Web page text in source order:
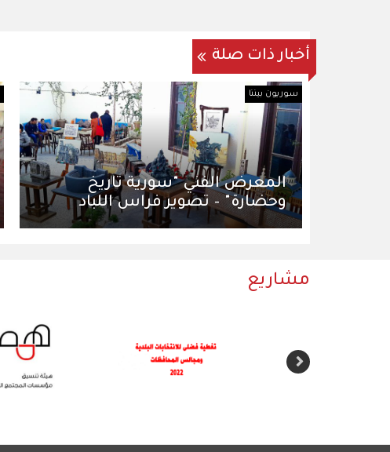
أخبار ذات صلة
سوريون بيننا
المعرض الفني "سورية تاريخ
وحضارة" – تصوير فراس اللباد
مشاريع